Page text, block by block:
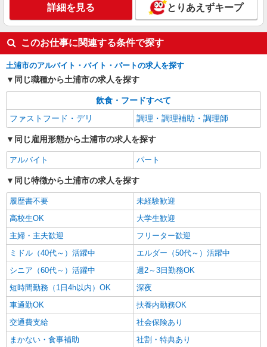
詳細を見る とりあえずキープ
このお仕事に関連する条件で探す
土浦市のアルバイト・バイト・パートの求人を探す
同じ職種から土浦市の求人を探す
飲食・フードすべて
ファストフード・デリ
調理・調理補助・調理師
同じ雇用形態から土浦市の求人を探す
アルバイト パート
同じ特徴から土浦市の求人を探す
履歴書不要
未経験歓迎
高校生OK
大学生歓迎
主婦・主夫歓迎
フリーター歓迎
ミドル（40代～）活躍中
エルダー（50代～）活躍中
シニア（60代～）活躍中
週2～3日勤務OK
短時間勤務（1日4h以内）OK
深夜
車通勤OK
扶養内勤務OK
交通費支給
社会保険あり
まかない・食事補助
社割・特典あり